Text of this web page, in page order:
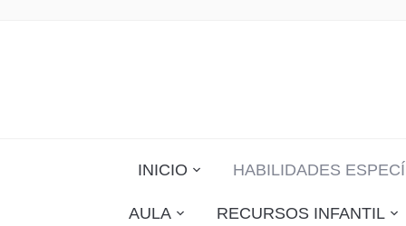
INICIO HABILIDADES
AULA RECURSOS INFANTIL